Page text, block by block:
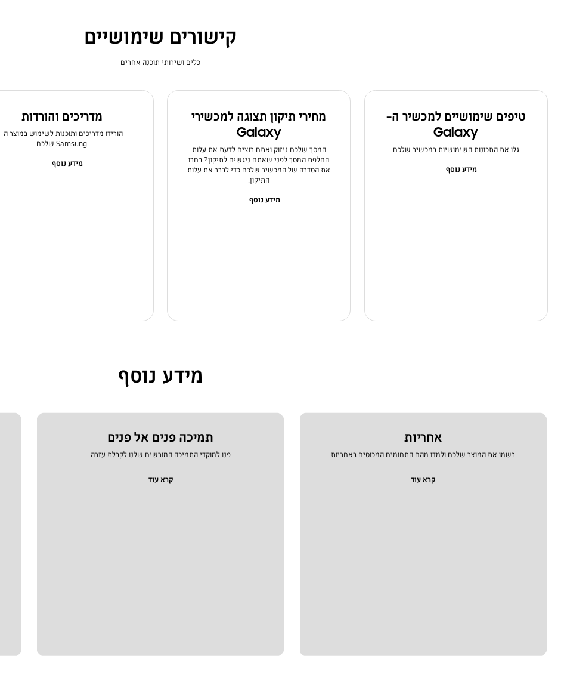
רשת ותקשורת
שמע
קישורים שימושיים
כלים ושירותי תוכנה אחרים
טיפים שימושיים למכשיר ה-
Galaxy
גלו את התכונות השימושיות במכשיר שלכם
מידע נוסף
מחירי תיקון תצוגה למכשירי
Galaxy
המסך שלכם ניזוק ואתם רוצים לדעת את עלות
החלפת המסך לפני שאתם ניגשים לתיקון? בחרו
את הסדרה של המכשיר שלכם כדי לברר את עלות
התיקון.
מידע נוסף
מדריכים והורדות
הורידו מדריכים ותוכנות לשימוש במוצר ה-
Samsung שלכם
מידע נוסף
מידע נוסף
אחריות
רשמו את המוצר שלכם ולמדו מהם התחומים המכוסים באחריות
קרא עוד
תמיכה פנים אל פנים
פנו למוקדי התמיכה המורשים שלנו לקבלת עזרה
קרא עוד